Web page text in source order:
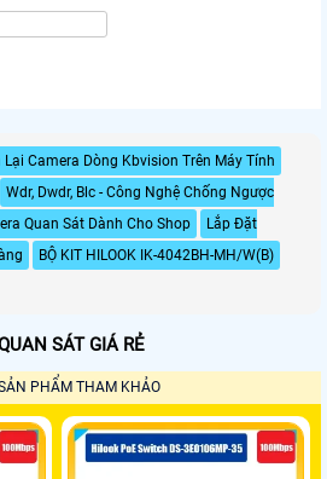
Camera Dòng Kbvision Trên Máy Tính
Wdr, Dwdr, Blc - Công Nghệ Chống Ngược
Quan Sát Dành Cho Shop
Lắp Đặt
BỘ KIT HILOOK IK-4042BH-MH/W(B)
SÁT GIÁ RẺ
PHẨM THAM KHẢO